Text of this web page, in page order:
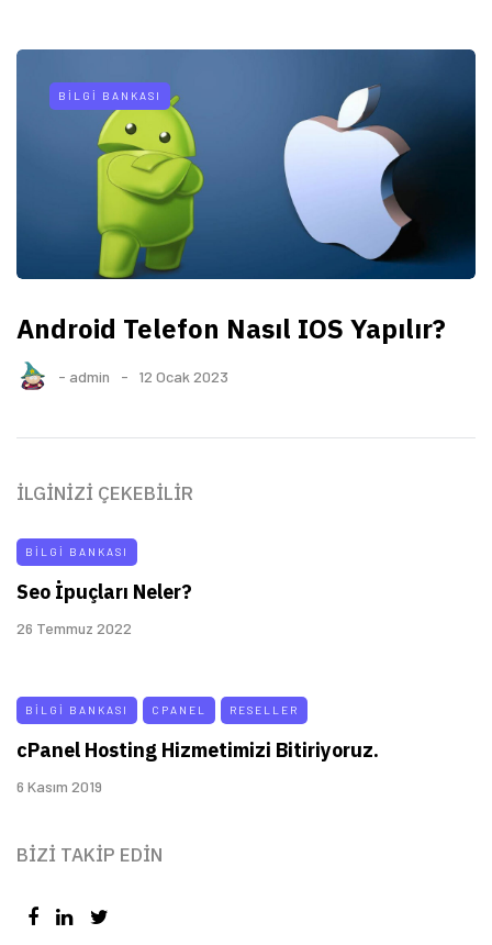
BILGI BANKASI
Android Telefon Nasıl IOS Yapılır?
- admin 12 Ocak 2023
İLGINIZI ÇEKEBILIR
BILGI BANKASI
Seo İpuçları Neler?
26 Temmuz 2022
BILGI BANKASI CPANEL RESELLER
cPanel Hosting Hizmetimizi Bitiriyoruz.
6 Kasım 2019
BIZI TAKIP EDIN